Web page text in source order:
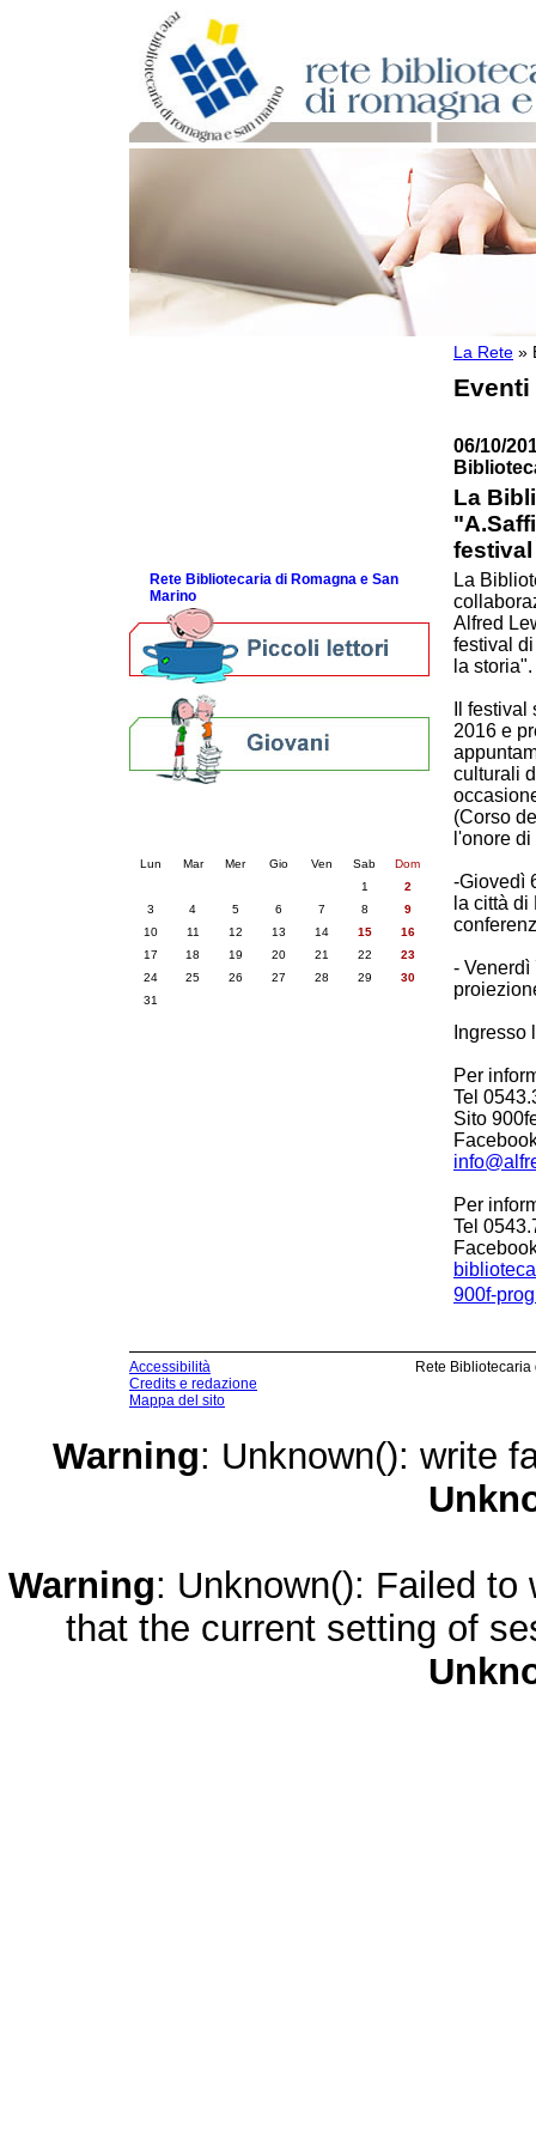
La Rete »
Eventi
06/10/
La
La
Alfred
festival
la storia".
Il
2016 e
culturali
(Corso
l'onore
-Giovedì
la città
- Venerdì
Ingresso
Per
Tel
Sito
Per
Tel
900f-
Rete Bibliotecaria di Romagna e San
Marino
Lun Mar Mer Gio Ven Sab
Dom
1
2
3
4 5 6 7 8
9
10
11 12 13 14 15
16
17
18 19 20 21 22
23
24
25 26 27 28 29
30
31
Accessibilità
Credits e redazione
Mappa del sito
Rete
Warning: Unknown(): write
Warning: Unknown(): Failed
that the current setting of